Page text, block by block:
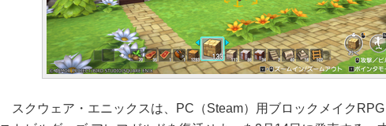
スクウェア・エニックスは、PC（Steam）用ブロックメイク